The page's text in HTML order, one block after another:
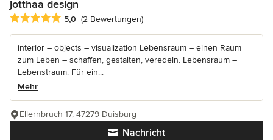
jotthaa design
Durchschnittliche Bewertung: 5 von 5 Sternen
5,0 (2 Bewertungen)
interior – objects – visualization Lebensraum – einen Raum
zum Leben – schaffen, gestalten, veredeln. Lebensraum –
Lebenstraum. Für ein...
Mehr
Nachricht
Ellernbruch 17, 47279 Duisburg